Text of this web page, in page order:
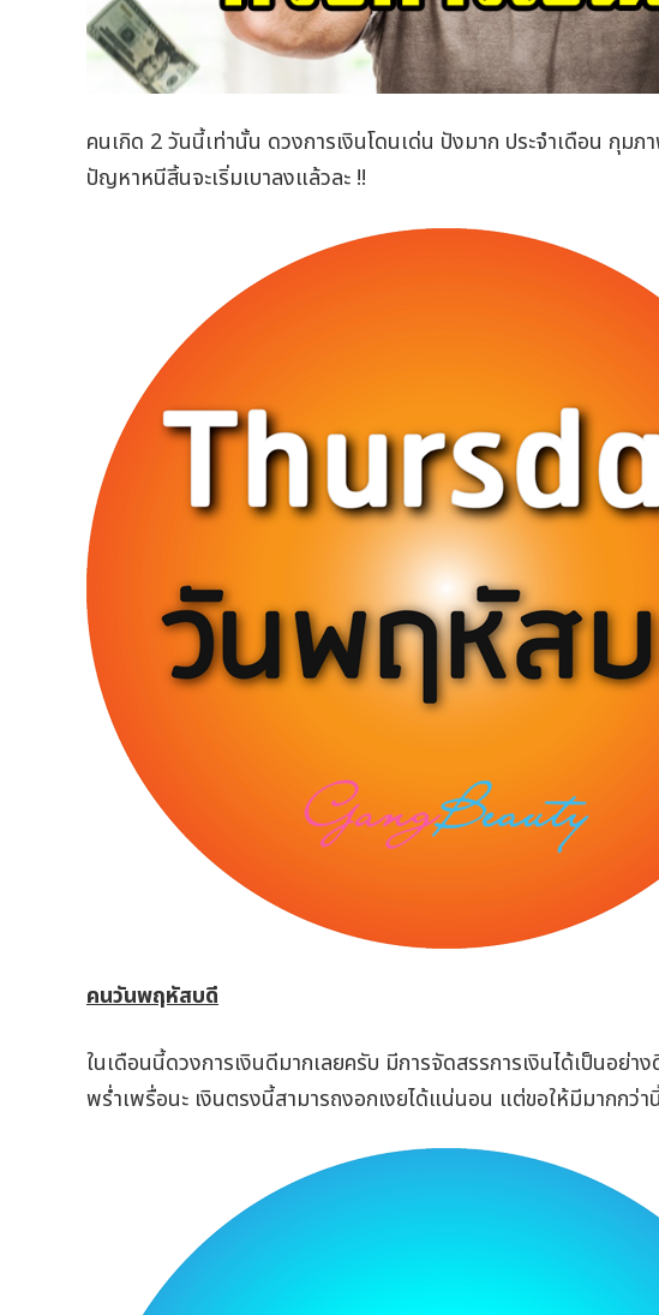
คนเกิด 2 วันนี้เท่านั้น ดวงการเงินโดนเด่น ปังมาก ประจำเดือน กุมภ
ปัญหาหนีสิ้นจะเริ่มเบาลงแล้วละ !!
คนวันพฤหัสบดี
ในเดือนนี้ดวงการเงินดีมากเลยครับ มีการจัดสรรการเงินได้เป็นอย่า
พร่ำเพรื่อนะ เงินตรงนี้สามารถงอกเงยได้แน่นอน แต่ขอให้มีมากกว่